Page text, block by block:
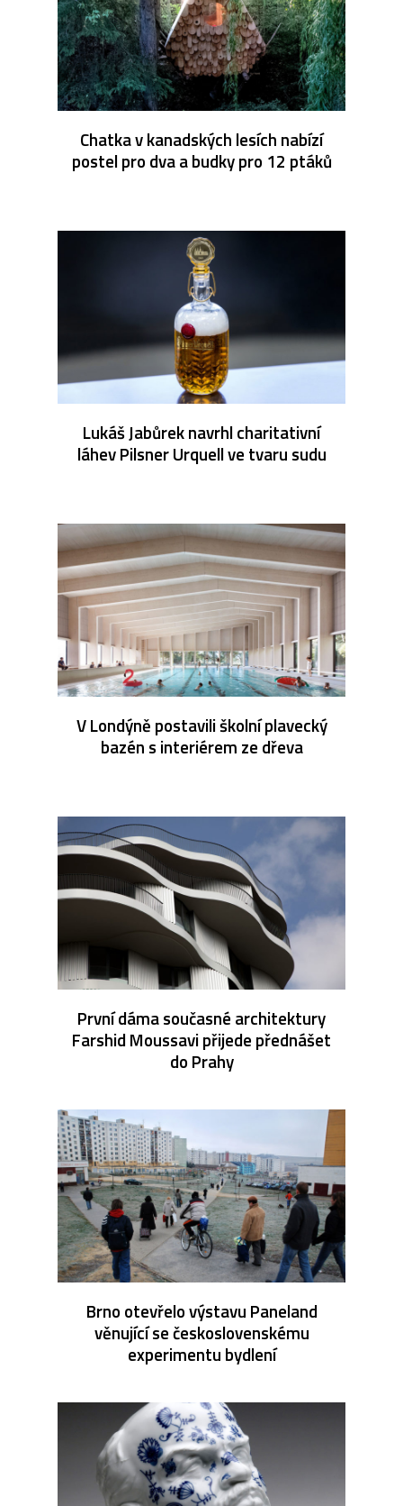
Chatka v kanadských lesích nabízí
postel pro dva a budky pro 12 ptáků
Lukáš Jabůrek navrhl charitativní
láhev Pilsner Urquell ve tvaru sudu
V Londýně postavili školní plavecký
bazén s interiérem ze dřeva
První dáma současné architektury
Farshid Moussavi přijede přednášet
do Prahy
Brno otevřelo výstavu Paneland
věnující se československému
experimentu bydlení